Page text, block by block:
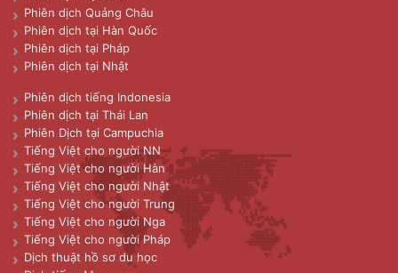
Phiên dịch Quảng Châu
Phiên dịch tại Hàn Quốc
Phiên dịch tại Pháp
Phiên dịch tại Nhật
Phiên dịch tiếng Indonesia
Phiên dịch tại Thái Lan
Phiên Dịch tại Campuchia
Tiếng Việt cho người NN
Tiếng Việt cho người Hàn
Tiếng Việt cho người Nhật
Tiếng Việt cho người Trung
Tiếng Việt cho người Nga
Tiếng Việt cho người Pháp
Dịch thuật hồ sơ du học